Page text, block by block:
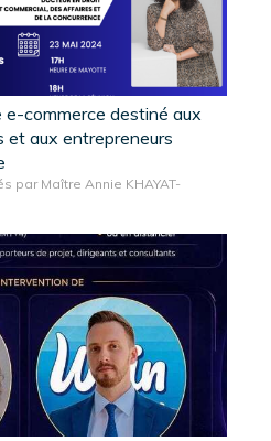
commerce destiné aux
et aux entrepreneurs
par Maître Annie KHAYAT-